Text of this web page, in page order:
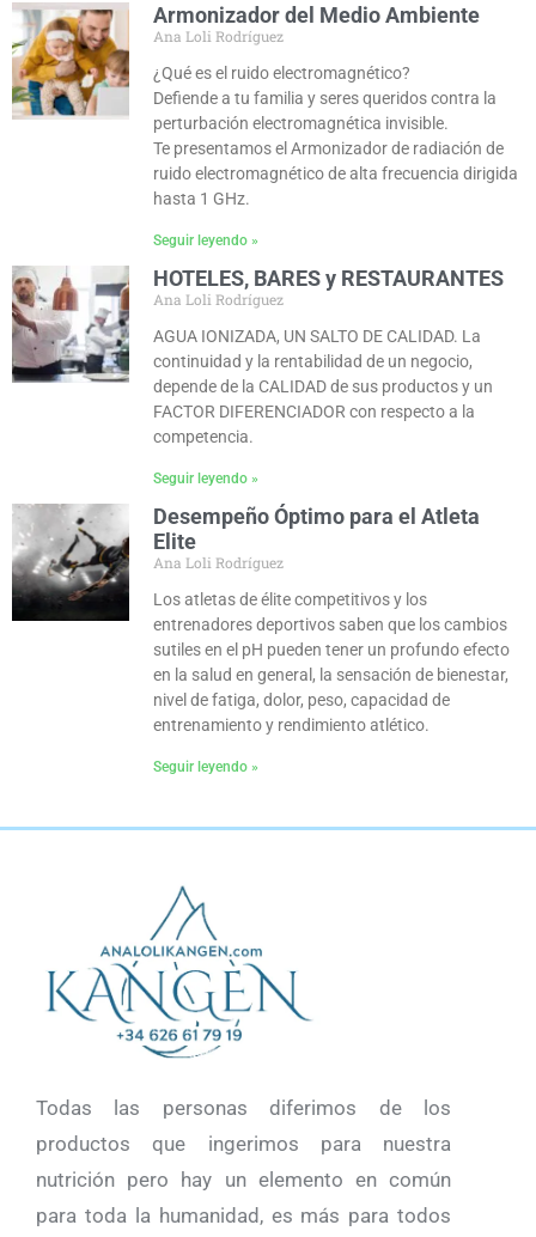
Armonizador del Medio Ambiente
Ana Loli Rodríguez
¿Qué es el ruido electromagnético?
Defiende a tu familia y seres queridos contra la
perturbación electromagnética invisible.
Te presentamos el Armonizador de radiación de
ruido electromagnético de alta frecuencia dirigida
hasta 1 GHz.
Seguir leyendo »
HOTELES, BARES y RESTAURANTES
Ana Loli Rodríguez
AGUA IONIZADA, UN SALTO DE CALIDAD. La
continuidad y la rentabilidad de un negocio,
depende de la CALIDAD de sus productos y un
FACTOR DIFERENCIADOR con respecto a la
competencia.
Seguir leyendo »
Desempeño Óptimo para el Atleta
Elite
Ana Loli Rodríguez
Los atletas de élite competitivos y los
entrenadores deportivos saben que los cambios
sutiles en el pH pueden tener un profundo efecto
en la salud en general, la sensación de bienestar,
nivel de fatiga, dolor, peso, capacidad de
entrenamiento y rendimiento atlético.
Seguir leyendo »
Todas las personas diferimos de los
productos que ingerimos para nuestra
nutrición pero hay un elemento en común
para toda la humanidad, es más para todos